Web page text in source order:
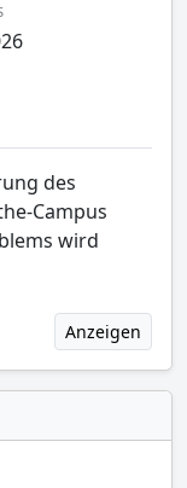
des
Campus
wird
Anzeigen